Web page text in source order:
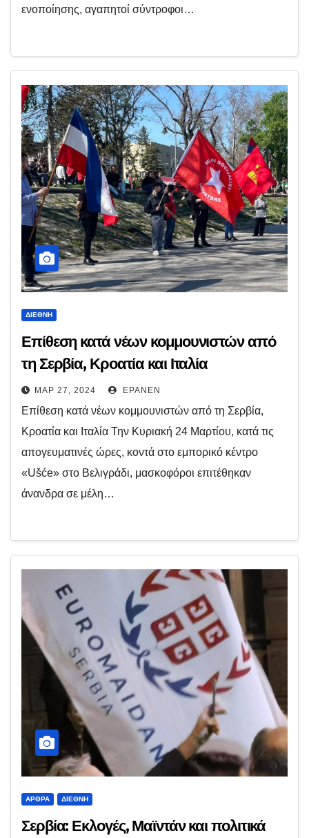
ενοποίησης, αγαπητοί σύντροφοι…
ΔΙΕΘΝΉ
Επίθεση κατά νέων κομμουνιστών από
τη Σερβία, Κροατία και Ιταλία
ΜΑΡ 27, 2024 EPANEN
Επίθεση κατά νέων κομμουνιστών από τη Σερβία,
Κροατία και Ιταλία Την Κυριακή 24 Μαρτίου, κατά τις
απογευματινές ώρες, κοντά στο εμπορικό κέντρο
«Ušće» στο Βελιγράδι, μασκοφόροι επιτέθηκαν
άνανδρα σε μέλη…
ΆΡΘΡΑ ΔΙΕΘΝΉ
Σερβία: Εκλογές, Μαϊντάν και πολιτικά